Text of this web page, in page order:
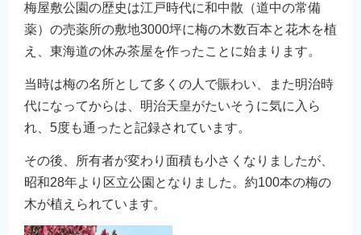
梅屋敷公園の歴史は江戸時代に和中散（道中の常備
薬）の売薬所の敷地3000坪に梅の木数百本と花木を植
え、東海道の休み茶屋を作ったことに始まります。
当時は梅の名所として多くの人で賑わい、また明治時
代になってからは、明治天皇がたいそうに気に入ら
れ、5度も通ったと記録されています。
その後、所有者が変わり面積も小さくなりましたが、
昭和28年より区立公園となりました。約100本の梅の
木が植えられています。